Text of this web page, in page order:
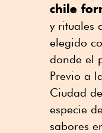
chile
y rituales
elegido
donde el
Previo a
Ciudad
especie
sabores